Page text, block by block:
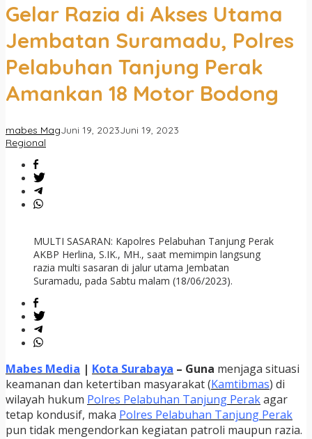
Gelar Razia di Akses Utama
Jembatan Suramadu, Polres
Pelabuhan Tanjung Perak
Amankan 18 Motor Bodong
mabes MagJuni 19, 2023Juni 19, 2023
Regional
MULTI SASARAN: Kapolres Pelabuhan Tanjung Perak
AKBP Herlina, S.IK., MH., saat memimpin langsung
razia multi sasaran di jalur utama Jembatan
Suramadu, pada Sabtu malam (18/06/2023).
Mabes Media | Kota Surabaya – Guna menjaga situasi
keamanan dan ketertiban masyarakat (Kamtibmas) di
wilayah hukum Polres Pelabuhan Tanjung Perakagar
tetap kondusif, maka Polres Pelabuhan Tanjung Perak
pun tidak mengendorkan kegiatan patroli maupun razia.